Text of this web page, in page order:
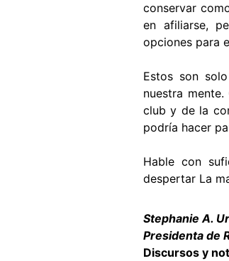
conservar
en afiliarse,
opciones para
Estos son
nuestra
club y de la
podría hacer
Hable con
despertar La
Stephanie A.
Presidenta de
Discursos y